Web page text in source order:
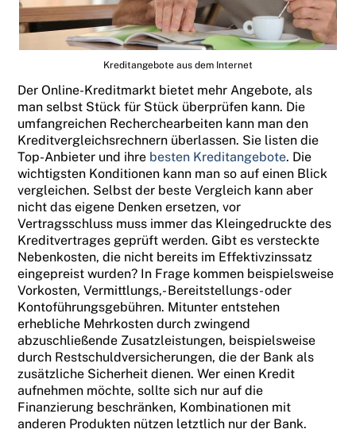
Kreditangebote aus dem Internet
Der Online-Kreditmarkt bietet mehr Angebote, als
man selbst Stück für Stück überprüfen kann. Die
umfangreichen Recherchearbeiten kann man den
Kreditvergleichsrechnern überlassen. Sie listen die
Top-Anbieter und ihre besten Kreditangebote. Die
wichtigsten Konditionen kann man so auf einen Blick
vergleichen. Selbst der beste Vergleich kann aber
nicht das eigene Denken ersetzen, vor
Vertragsschluss muss immer das Kleingedruckte des
Kreditvertrages geprüft werden. Gibt es versteckte
Nebenkosten, die nicht bereits im Effektivzinssatz
eingepreist wurden? In Frage kommen beispielsweise
Vorkosten, Vermittlungs,- Bereitstellungs- oder
Kontoführungsgebühren. Mitunter entstehen
erhebliche Mehrkosten durch zwingend
abzuschließende Zusatzleistungen, beispielsweise
durch Restschuldversicherungen, die der Bank als
zusätzliche Sicherheit dienen. Wer einen Kredit
aufnehmen möchte, sollte sich nur auf die
Finanzierung beschränken, Kombinationen mit
anderen Produkten nützen letztlich nur der Bank.